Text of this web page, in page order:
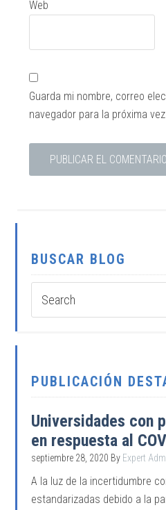
Web
Guarda mi nombre, correo
navegador para la próxima
BUSCAR BLOG
PUBLICACIÓN
Universidades con
en respuesta al
septiembre 28, 2020 By Expert
A la luz de la incertidumbre
estandarizadas debido a la